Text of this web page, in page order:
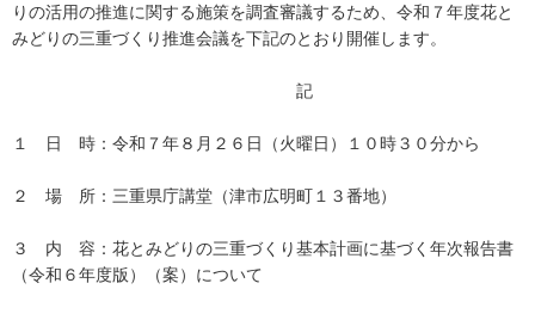
りの活用の推進に関する施策を調査審議するため、令和７年度花と
みどりの三重づくり推進会議を下記のとおり開催します。
記
１ 日 時：令和７年８月２６日（火曜日）１０時３０分から
２ 場 所：三重県庁講堂（津市広明町１３番地）
３ 内 容：花とみどりの三重づくり基本計画に基づく年次報告書
（令和６年度版）（案）について